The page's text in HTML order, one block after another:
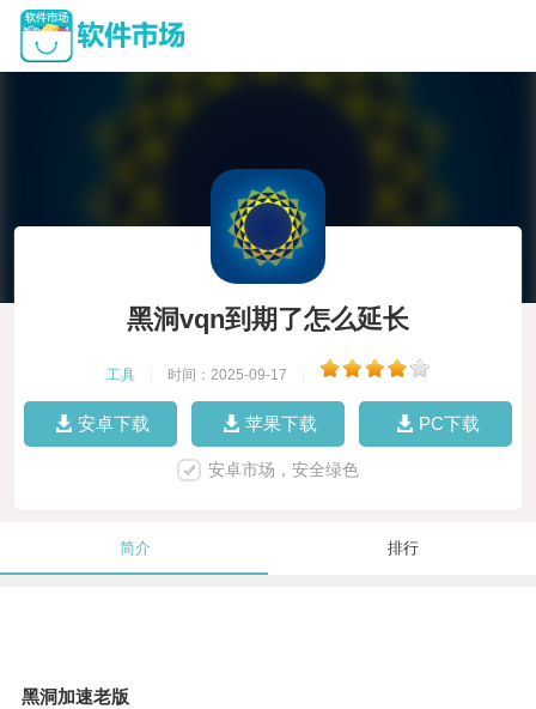
黑洞vqn到期了怎么延长
工具 时间：2025-09-17
安卓下载 苹果下载 PC下载
安卓市场，安全绿色
简介 排行
黑洞加速老版